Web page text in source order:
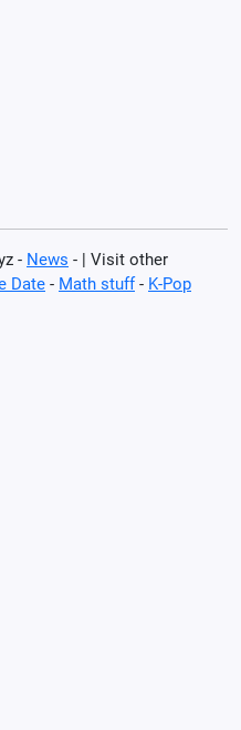
- News - | Visit other
Date - Math stuff- K-Pop